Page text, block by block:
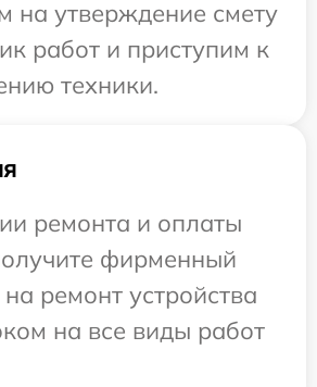
на утверждение смету
работ и приступим к
техники.
ремонта и оплаты
фирменный
ремонт устройства
на все виды работ